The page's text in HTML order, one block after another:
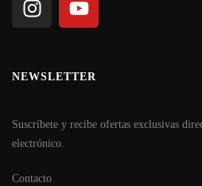
NEWSLETTER
Suscríbete y recibe ofertas exclusivas
electrónico.
Contacto